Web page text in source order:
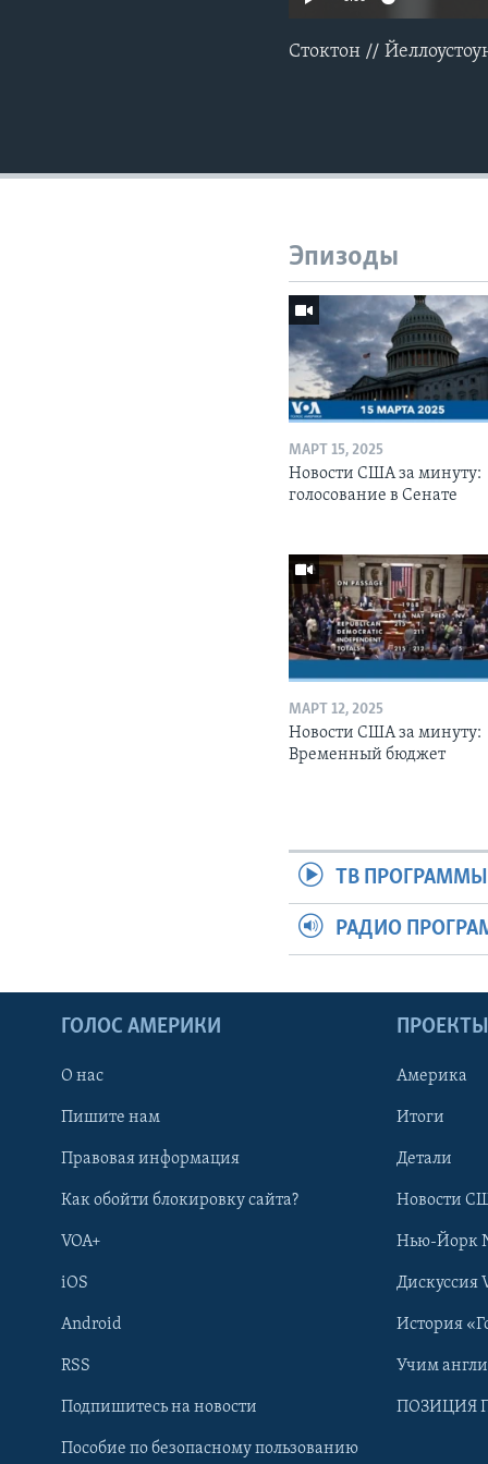
Learning English
Стоктон //
Эпизоды
МАРТ 15, 2025
Новости США за минуту:
голосование в Сенате
МАРТ 12, 2025
Новости США за минуту:
Временный бюджет
ТВ ПРОГРАММЫ
РАДИО
ГОЛОС АМЕРИКИ
О нас
Пишите нам
Правовая информация
Как обойти блокировку сайта?
VOA+
iOS
Android
RSS
Подпишитесь на новости
Пособие по безопасному пользованию
ПРОЕКТЫ
Америка
Итоги
Детали
Новости
Нью-Йорк
Дискуссия
История
Учим
ПОЗИЦИЯ